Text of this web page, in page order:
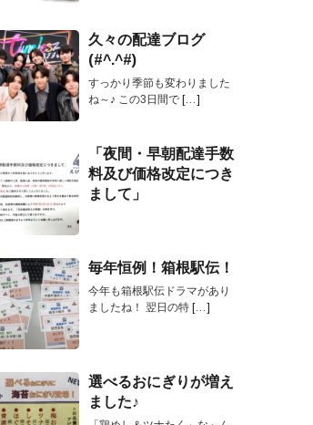
久々の配達ブログ
(#^.^#)
すっかり季節も変わりました
ね～♪ この3日間で […]
「夜間・早朝配達手数
料及び価格改定につき
まして」
毎年恒例！箱根駅伝！
今年も箱根駅伝ドラマがあり
ましたね！ 翌日の特 […]
選べるおにぎりが増え
ました♪